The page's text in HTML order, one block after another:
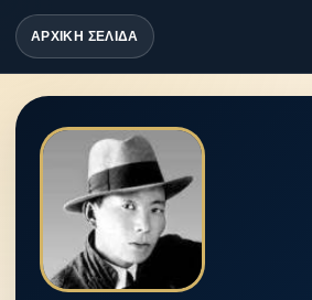
ΑΡΧΙΚΗ ΣΕΛΙΔΑ